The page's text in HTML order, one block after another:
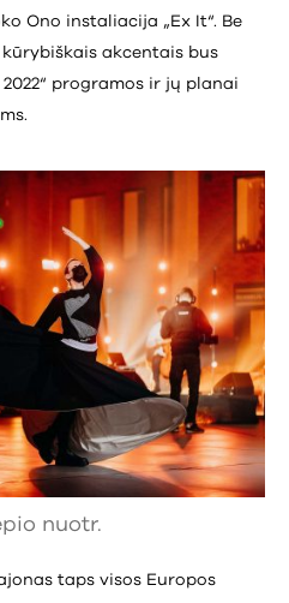
Ono instaliacija „Ex It“. Be
akcentais bus
programos ir jų planai
nuotr.
taps visos Europos